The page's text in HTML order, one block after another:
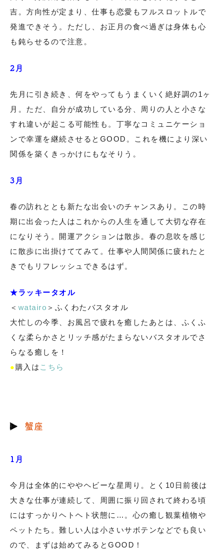
吉。方向性が定まり、仕事も恋愛もフルスロットルで
発進できそう。ただし、お正月の食べ過ぎは身体も心
も鈍らせるので注意。
2月
先月に引き続き、何をやってもうまくいく絶好調の1ヶ
月。ただ、自分が成功している分、周りの人と小さな
すれ違いが起こる可能性も。丁寧なコミュニケーショ
ンで幸運を継続させるとGOOD。これを機により深い
関係を築くきっかけにもなそりう。
3月
春の訪れととも新たな出会いのチャンスあり。この時
期に出会った人はこれからの人生を通して大切な存在
になりそう。開運アクションは散歩。春の息吹を感じ
に散歩に出掛けててみて。仕事や人間関係に疲れたと
きでもリフレッシュできるはず。
★ラッキータオル
＜ watairo ＞ふくわたバスタオル
大忙しの今季、お風呂で疲れを癒したあとは、ふくふ
くな柔らかさとリッチ感がたまらないバスタオルでさ
らなる癒しを！
● 購入は こちら
蟹座
1月
今月は全体的にややヘビーな星周り。とく10日前後は
大きな仕事が連続して、周囲に振り回されて終わる頃
にはすっかりヘトヘト状態に…。心の癒し観葉植物や
ペットたち。難しい人は小さいサボテンなどでも良い
ので、まずは始めてみるとGOOD！